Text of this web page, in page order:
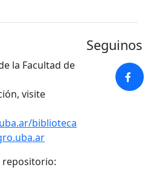
la Facultad de
visite
biblioteca
repositorio: